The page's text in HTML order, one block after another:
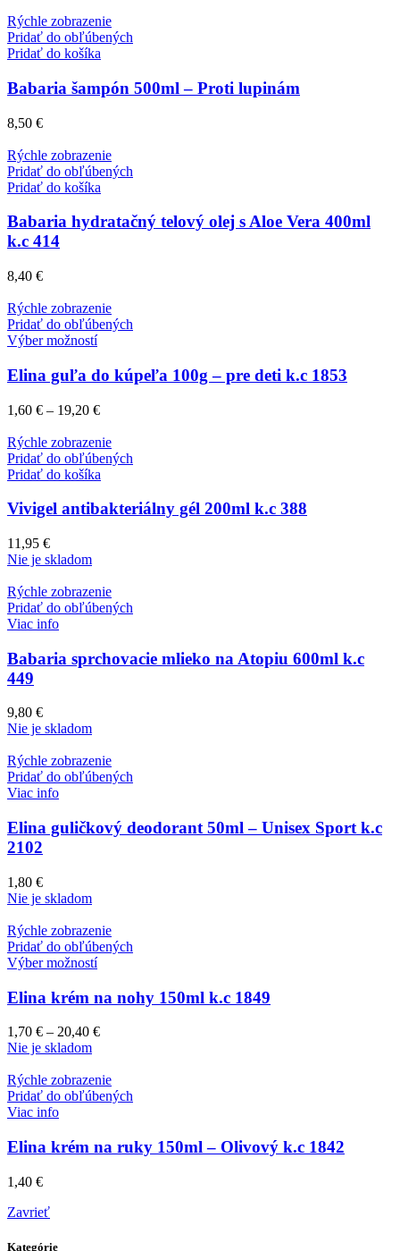
Rýchle zobrazenie
Pridať do obľúbených
Pridať do košíka
Babaria šampón 500ml – Proti lupinám
8,50 €
Rýchle zobrazenie
Pridať do obľúbených
Pridať do košíka
Babaria hydratačný telový olej s Aloe Vera 400ml
k.c 414
8,40 €
Rýchle zobrazenie
Pridať do obľúbených
Výber možností
Elina guľa do kúpeľa 100g – pre deti k.c 1853
1,60 € – 19,20 €
Rýchle zobrazenie
Pridať do obľúbených
Pridať do košíka
Vivigel antibakteriálny gél 200ml k.c 388
11,95 €
Nie je skladom
Rýchle zobrazenie
Pridať do obľúbených
Viac info
Babaria sprchovacie mlieko na Atopiu 600ml k.c
449
9,80 €
Nie je skladom
Rýchle zobrazenie
Pridať do obľúbených
Viac info
Elina guličkový deodorant 50ml – Unisex Sport k.c
2102
1,80 €
Nie je skladom
Rýchle zobrazenie
Pridať do obľúbených
Výber možností
Elina krém na nohy 150ml k.c 1849
1,70 € – 20,40 €
Nie je skladom
Rýchle zobrazenie
Pridať do obľúbených
Viac info
Elina krém na ruky 150ml – Olivový k.c 1842
1,40 €
Zavrieť
Kategórie